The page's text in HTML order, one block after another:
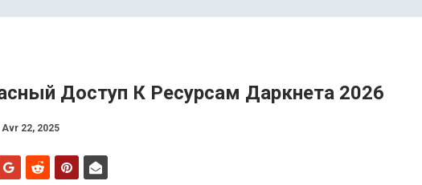
Доступ К Ресурсам Даркнета 2026
Avr 22, 2025